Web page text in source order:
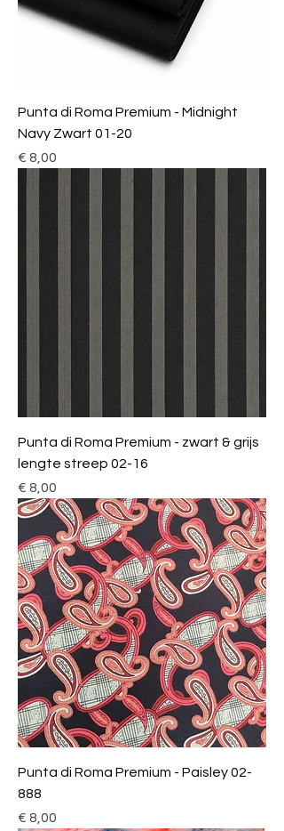
Punta di Roma Premium - Midnight
Navy Zwart 01-20
Prijs
€ 8,00
Punta di Roma Premium - zwart & grijs
lengte streep 02-16
Prijs
€ 8,00
Punta di Roma Premium - Paisley 02-
888
Prijs
€ 8,00